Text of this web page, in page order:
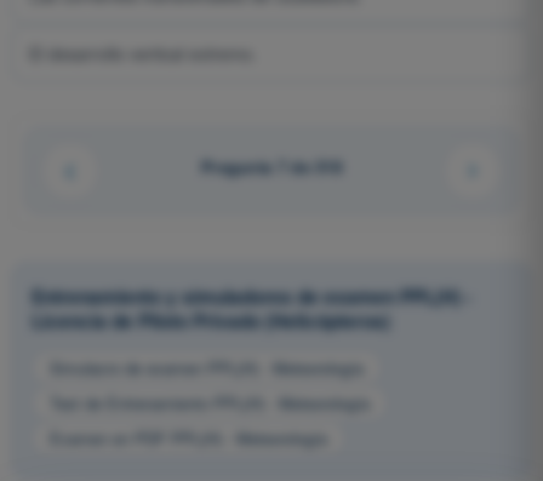
Pregunta 7 de 318
Entrenamiento y simuladores de examen PPL(H) -
Licencia de Piloto Privado (Helicópteros)
Simulacro de examen PPL(H) - Meteorología
Test de Entrenamiento PPL(H) - Meteorología
Examen en PDF PPL(H) - Meteorología